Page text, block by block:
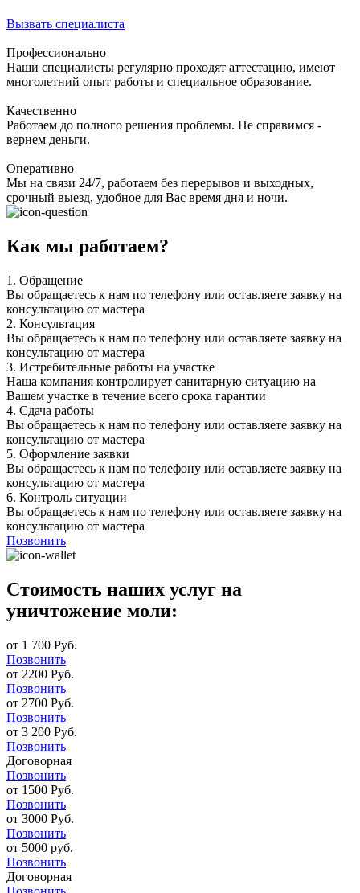
Вызвать специалиста
Профессионально
Наши специалисты регулярно проходят аттестацию, имеют
многолетний опыт работы и специальное образование.
Качественно
Работаем до полного решения проблемы. Не справимся -
вернем деньги.
Оперативно
Мы на связи 24/7, работаем без перерывов и выходных,
срочный выезд, удобное для Вас время дня и ночи.
Как мы работаем?
1. Обращение
Вы обращаетесь к нам по телефону или оставляете заявку на
консультацию от мастера
2. Консультация
Вы обращаетесь к нам по телефону или оставляете заявку на
консультацию от мастера
3. Истребительные работы на участке
Наша компания контролирует санитарную ситуацию на
Вашем участке в течение всего срока гарантии
4. Сдача работы
Вы обращаетесь к нам по телефону или оставляете заявку на
консультацию от мастера
5. Оформление заявки
Вы обращаетесь к нам по телефону или оставляете заявку на
консультацию от мастера
6. Контроль ситуации
Вы обращаетесь к нам по телефону или оставляете заявку на
консультацию от мастера
Позвонить
Стоимость наших услуг на
уничтожение моли:
от 1 700 Руб.
Позвонить
от 2200 Руб.
Позвонить
от 2700 Руб.
Позвонить
от 3 200 Руб.
Позвонить
Договорная
Позвонить
от 1500 Руб.
Позвонить
от 3000 Руб.
Позвонить
от 5000 руб.
Позвонить
Договорная